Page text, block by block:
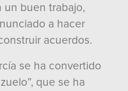
un buen trabajo,
a hacer
acuerdos.
se ha convertido
que se ha